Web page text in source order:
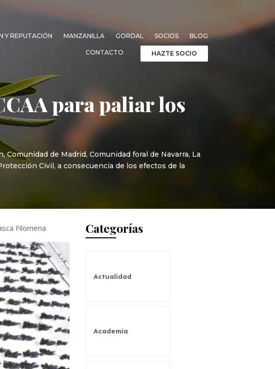
Y REPUTACIÓN MANZANILLA GORDAL SOCIOS BLOG
CONTACTO HAZTE SOCIO
para paliar los
de Madrid, Comunidad foral de Navarra, La
Civil, a consecuencia de los efectos de la
Filomena Categorías
Actualidad
Academia